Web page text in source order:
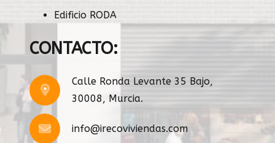
Edificio RODA
CONTACTO:
Calle Ronda Levante 35 Bajo,
30008, Murcia.
info@irecoviviendas.com